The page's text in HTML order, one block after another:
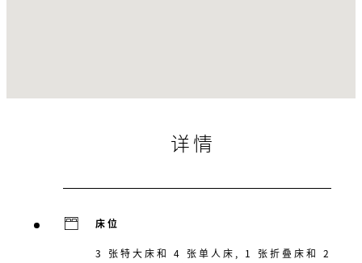
详情
床位
3 张特大床和 4 张单人床, 1 张折叠床和 2